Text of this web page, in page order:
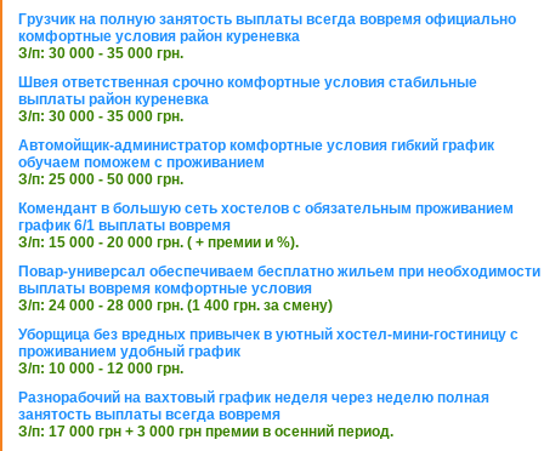
Грузчик на полную занятость выплаты всегда вовремя официально
комфортные условия район куреневка
З/п: 30 000 - 35 000 грн.
Швея ответственная срочно комфортные условия стабильные
выплаты район куреневка
З/п: 30 000 - 35 000 грн.
Автомойщик-администратор комфортные условия гибкий график
обучаем поможем с проживанием
З/п: 25 000 - 50 000 грн.
Комендант в большую сеть хостелов с обязательным проживанием
график 6/1 выплаты вовремя
З/п: 15 000 - 20 000 грн. ( + премии и %).
Повар-универсал обеспечиваем бесплатно жильем при необходимости
выплаты вовремя комфортные условия
З/п: 24 000 - 28 000 грн. (1 400 грн. за смену)
Уборщица без вредных привычек в уютный хостел-мини-гостиницу с
проживанием удобный график
З/п: 10 000 - 12 000 грн.
Разнорабочий на вахтовый график неделя через неделю полная
занятость выплаты всегда вовремя
З/п: 17 000 грн + 3 000 грн премии в осенний период.